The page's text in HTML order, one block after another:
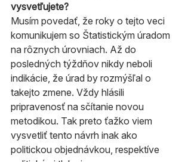
vysvetľujete?
Musím povedať, že roky o tejto veci
komunikujem so Štatistickým úradom
na rôznych úrovniach. Až do
posledných týždňov nikdy neboli
indikácie, že úrad by rozmýšľal o
takejto zmene. Vždy hlásili
pripravenosť na sčítanie novou
metodikou. Tak preto ťažko viem
vysvetliť tento návrh inak ako
politickou objednávkou, respektíve